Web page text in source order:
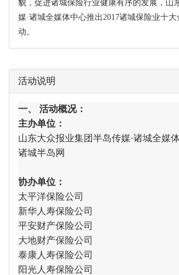
貌，促进诸城保险行业健康有序的发展，山
媒·诸城全媒体中心推出2017诸城保险业十
动。
活动说明
一、 活动概况：
主办单位：
山东大众报业集团半岛传媒·诸城全媒
诸城半岛网
协办单位：
太平洋保险公司
新华人寿保险公司
平安财产保险公司
大地财产保险公司
泰康人寿保险公司
阳光人寿保险公司